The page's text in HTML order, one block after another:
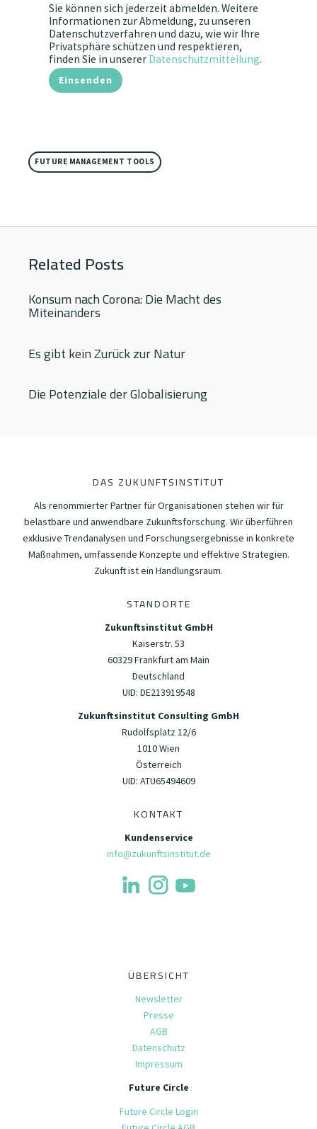
Sie können sich jederzeit abmelden. Weitere
Informationen zur Abmeldung, zu unseren
Datenschutzverfahren und dazu, wie wir Ihre
Privatsphäre schützen und respektieren,
finden Sie in unserer Datenschutzmitteilung.
FUTURE MANAGEMENT TOOLS
Related Posts
Konsum nach Corona: Die Macht des
Miteinanders
Es gibt kein Zurück zur Natur
Die Potenziale der Globalisierung
DAS ZUKUNFTSINSTITUT
Als renommierter Partner für Organisationen stehen wir für
belastbare und anwendbare Zukunftsforschung. Wir überführen
exklusive Trendanalysen und Forschungsergebnisse in konkrete
Maßnahmen, umfassende Konzepte und effektive Strategien.
Zukunft ist ein Handlungsraum.
STANDORTE
Zukunftsinstitut GmbH
Kaiserstr. 53
60329 Frankfurt am Main
Deutschland
UID: DE213919548
Zukunftsinstitut Consulting GmbH
Rudolfsplatz 12/6
1010 Wien
Österreich
UID: ATU65494609
KONTAKT
Kundenservice
info@zukunftsinstitut.de
ÜBERSICHT
Newsletter
Presse
AGB
Datenschutz
Impressum
Future Circle
Future Circle Login